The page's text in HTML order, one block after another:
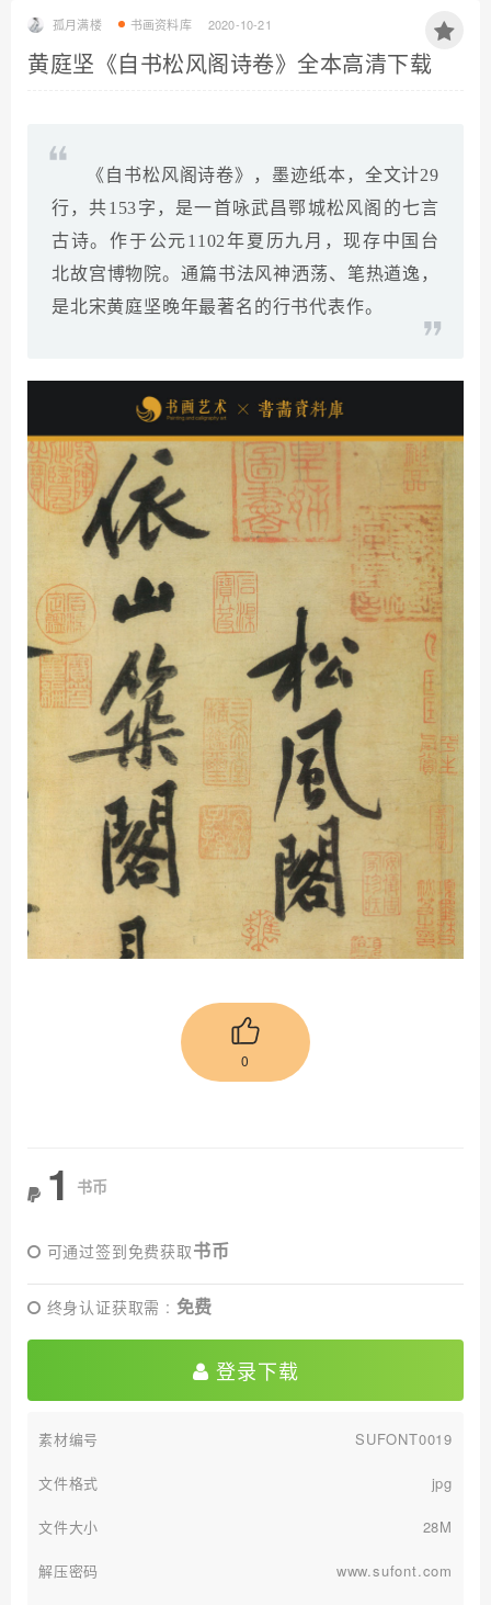
孤月满楼 书画资料库 2020-10-21
黄庭坚《自书松风阁诗卷》全本高清下载
《自书松风阁诗卷》，墨迹纸本，全文计29
行，共153字，是一首咏武昌鄂城松风阁的七言
古诗。作于公元1102年夏历九月，现存中国台
北故宫博物院。通篇书法风神洒荡、笔热遒逸，
是北宋黄庭坚晚年最著名的行书代表作。
0
1 书币
可通过签到免费获取书币
终身认证获取需 : 免费
登录下载
素材编号 SUFONT0019
文件格式 jpg
文件大小 28M
解压密码 www.sufont.com